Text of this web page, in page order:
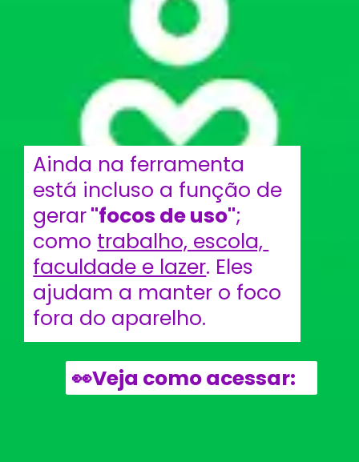
Ainda na ferramenta
está incluso a função de
gerar "focos de uso";
como trabalho, escola,
faculdade e lazer. Eles
ajudam a manter o foco
fora do aparelho.
👀Veja como acessar: